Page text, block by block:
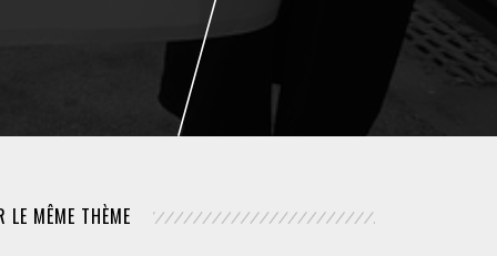
POLICE / MAINTIEN DE L'ORDRE
PROCÉDURE CIVILE
LE MÊME THÈME